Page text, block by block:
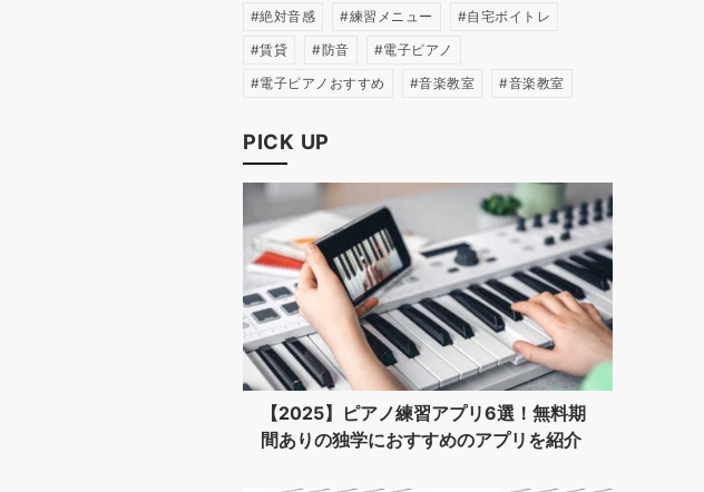
絶対音感
練習メニュー
自宅ボイトレ
賃貸
防音
電子ピアノ
電子ピアノおすすめ
音楽教室 音楽教室
PICK UP
【2025】ピアノ練習アプリ6選！無料期
間ありの独学におすすめのアプリを紹介